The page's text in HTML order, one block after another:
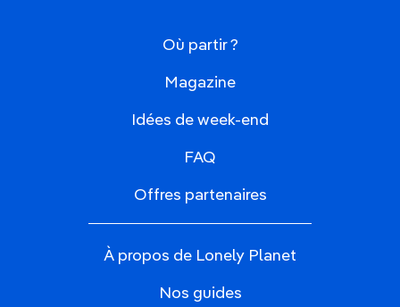
Où partir ?
Magazine
Idées de week-end
FAQ
Offres partenaires
À propos de Lonely Planet
Nos guides